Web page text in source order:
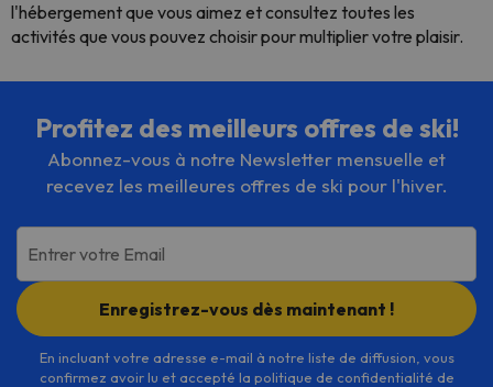
l'hébergement que vous aimez et consultez toutes les
activités que vous pouvez choisir pour multiplier votre plaisir.
Profitez des meilleurs offres de ski!
Abonnez-vous à notre Newsletter mensuelle et
recevez les meilleures offres de ski pour l'hiver.
Entrer votre Email
Enregistrez-vous dès maintenant !
En incluant votre adresse e-mail à notre liste de diffusion, vous
confirmez avoir lu et accepté la politique de confidentialité de